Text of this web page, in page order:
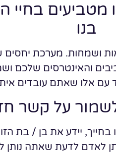
בחיי
בנו
ושמחות. מערכת
והאינטרסים שלכם
עם אלו שאתם עובדים
על קשר
יידע את בן / בת
לאדם לדעת שאתה נותן